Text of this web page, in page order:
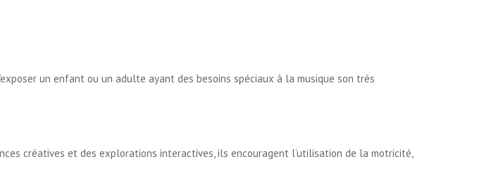
un enfant ou un adulte ayant des besoins spéciaux à la musique son très
créatives et des explorations interactives, ils encouragent l’utilisation de la motricité,